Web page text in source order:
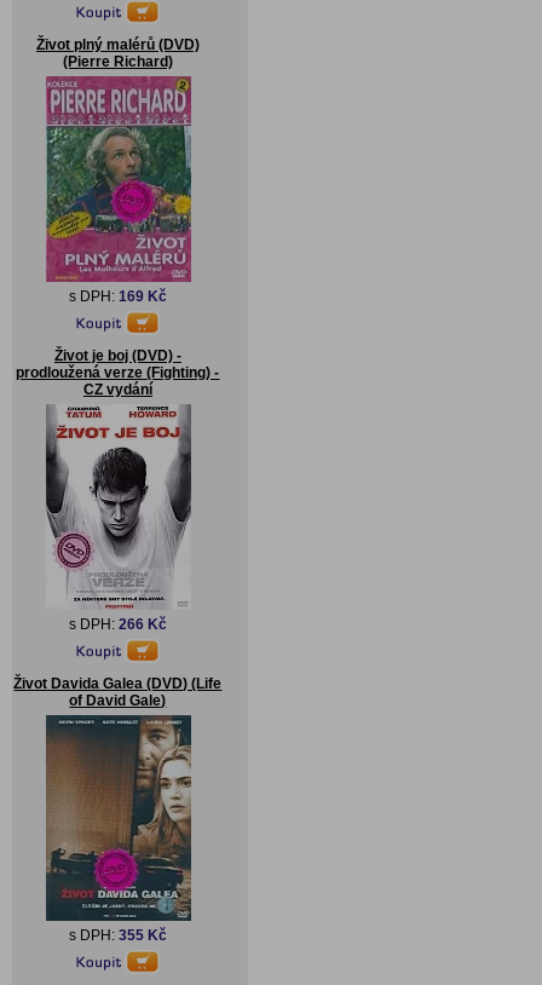
Život plný malérů (DVD)
(Pierre Richard)
s DPH: 169 Kč
Život je boj (DVD) -
prodloužená verze (Fighting) -
CZ vydání
s DPH: 266 Kč
Život Davida Galea (DVD) (Life
of David Gale)
s DPH: 355 Kč